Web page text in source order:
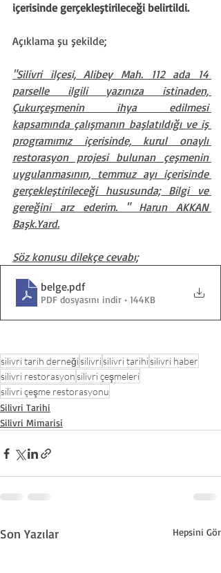
içerisinde gerçekleştirileceği belirtildi.
Açıklama şu şekilde;
"Silivri ilçesi, Alibey Mah. 112 ada 14
parselle ilgili yazınıza istinaden,
Çukurçeşmenin ihya edilmesi
kapsamında çalışmanın başlatıldığı ve iş
programımız içerisinde, kurul onaylı
restorasyon projesi bulunan çeşmenin
uygulanmasının, temmuz ayı içerisinde
gerçekleştirileceği hususunda; Bilgi ve
gereğini arz ederim. " Harun AKKAN
Başk.Yard.
Söz konusu dilekçe cevabı;
belge.pdf
PDF dosyasını indir • 144KB
silivri tarih derneğisilivrisilivri tarihisilivri haber
silivri restorasyonsilivri çeşmeleri
silivri çeşme restorasyonu
Silivri Tarihi
Silivri Mimarisi
Son Yazılar Hepsini Gör